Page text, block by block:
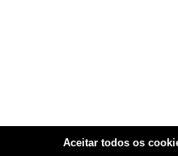
Aceitar todos os